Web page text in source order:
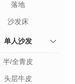
落地
沙发床
单人沙发
半/全青皮
头层牛皮